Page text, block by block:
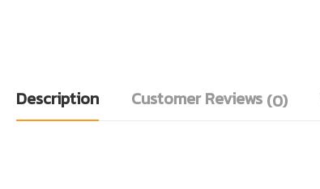
Description Customer Reviews (0)